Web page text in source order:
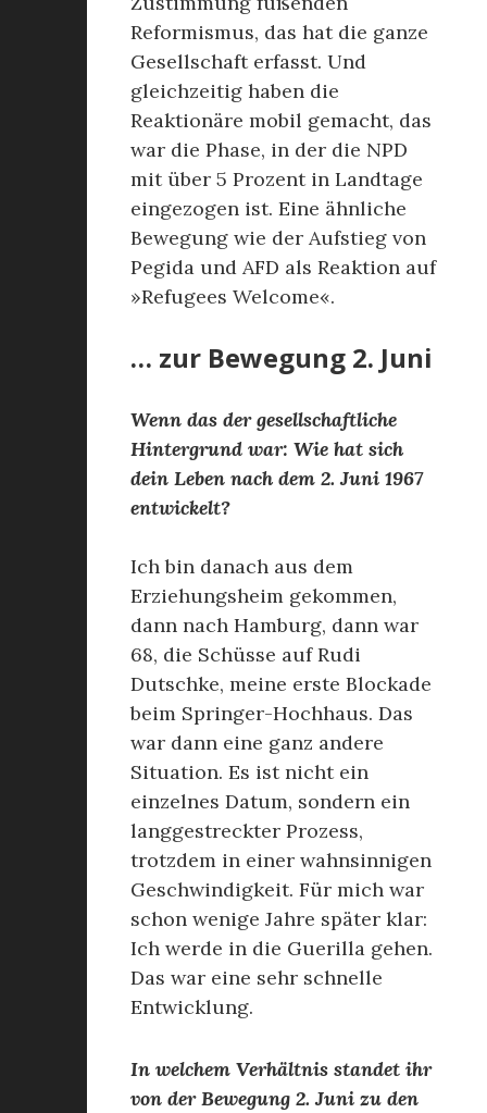
Reformismus, das hat die ganze
Gesellschaft erfasst. Und
gleichzeitig haben die
Reaktionäre mobil gemacht, das
war die Phase, in der die NPD
mit über 5 Prozent in Landtage
eingezogen ist. Eine ähnliche
Bewegung wie der Aufstieg von
Pegida und AFD als Reaktion auf
»Refugees Welcome«.
… zur Bewegung 2. Juni
Wenn das der gesellschaftliche
Hintergrund war: Wie hat sich
dein Leben nach dem 2. Juni 1967
entwickelt?
Ich bin danach aus dem
Erziehungsheim gekommen,
dann nach Hamburg, dann war
68, die Schüsse auf Rudi
Dutschke, meine erste Blockade
beim Springer-Hochhaus. Das
war dann eine ganz andere
Situation. Es ist nicht ein
einzelnes Datum, sondern ein
langgestreckter Prozess,
trotzdem in einer wahnsinnigen
Geschwindigkeit. Für mich war
schon wenige Jahre später klar:
Ich werde in die Guerilla gehen.
Das war eine sehr schnelle
Entwicklung.
In welchem Verhältnis standet ihr
von der Bewegung 2. Juni zu den